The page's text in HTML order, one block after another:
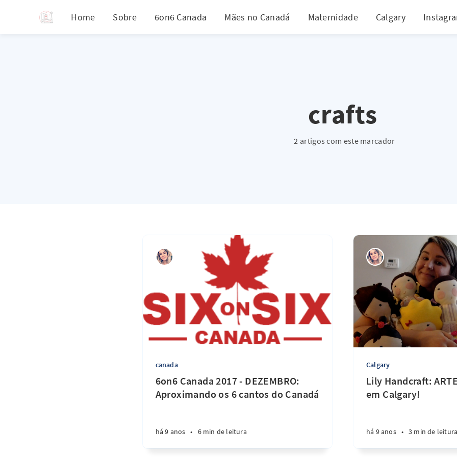
Home Sobre 6on6 Canada Mães no Canadá Maternidade Calgary
crafts
2 artigos com este marcador
canada
6on6 Canada 2017 - DEZEMBRO:
Aproximando os 6 cantos do Canadá
há 9 anos • 6 min de leitura
Calgary
Lily Handcraft:
em Calgary!
há 9 anos • 3 min de leitura